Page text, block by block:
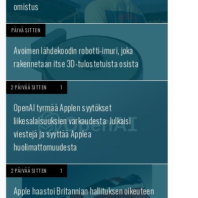
omistus
PÄIVÄ SITTEN
Avoimen lähdekoodin robotti-imuri, joka
rakennetaan itse 3D-tulostetuista osista
2 PÄIVÄÄ SITTEN 1
OpenAI tyrmää Applen syytökset
liikesalaisuuksien varkaudesta: Julkaisi
viestejä ja syyttää Applea
huolimattomuudesta
2 PÄIVÄÄ SITTEN 1
Apple haastoi Britannian hallituksen oikeuteen